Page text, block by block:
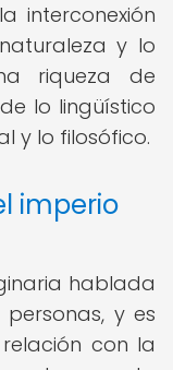
interconexión
y lo
riqueza de
lo lingüístico
y lo filosófico.
imperio
hablada
y es
con la